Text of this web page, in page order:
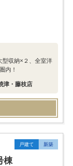
収納×２、全室洋
内！
津・藤枝店
戸建て 新築
棟